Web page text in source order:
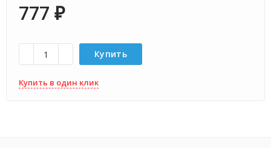
777 ₽
Купить
Купить в один клик